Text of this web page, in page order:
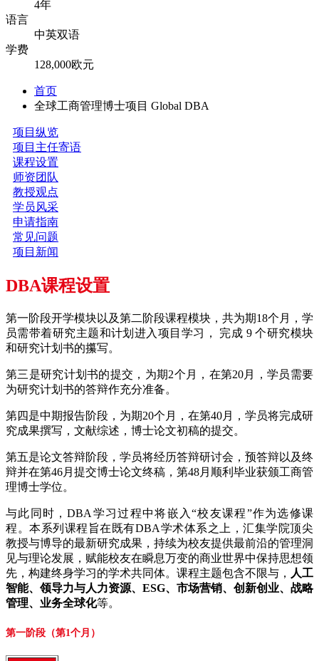
4年
语言
中英双语
学费
128,000欧元
首页
全球工商管理博士项目 Global DBA
项目纵览
项目主任寄语
课程设置
师资团队
教授观点
学员风采
申请指南
常见问题
项目新闻
DBA课程设置
第一阶段开学模块以及第二阶段课程模块，共为期18个月，学
员需带着研究主题和计划进入项目学习， 完成 9 个研究模块
和研究计划书的攥写。
第三是研究计划书的提交，为期2个月，在第20月，学员需要
为研究计划书的答辩作充分准备。
第四是中期报告阶段，为期20个月，在第40月，学员将完成研
究成果撰写，文献综述，博士论文初稿的提交。
第五是论文答辩阶段，学员将经历答辩研讨会，预答辩以及终
辩并在第46月提交博士论文终稿，第48月顺利毕业获颁工商管
理博士学位。
与此同时，DBA学习过程中将嵌入“校友课程”作为选修课
程。本系列课程旨在既有DBA学术体系之上，汇集学院顶尖
教授与博导的最新研究成果，持续为校友提供最前沿的管理洞
见与理论发展，赋能校友在瞬息万变的商业世界中保持思想领
先，构建终身学习的学术共同体。课程主题包含不限与， 人工
智能、领导力与人力资源、ESG、市场营销、创新创业、战略
管理、业务全球化等。
第一阶段（第1个月）